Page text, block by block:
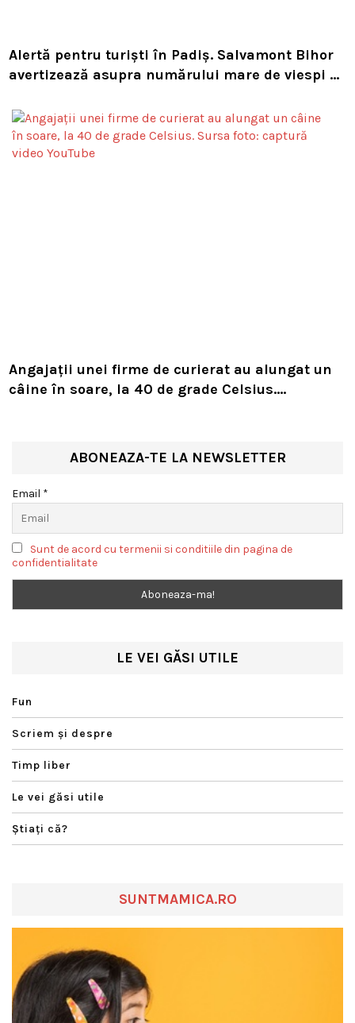
Alertă pentru turiști în Padiș. Salvamont Bihor
avertizează asupra numărului mare de viespi de
Angajații unei firme de curierat au alungat un
câine în soare, la 40 de grade Celsius.
ABONEAZA-TE LA NEWSLETTER
Email *
Sunt de acord cu termenii si conditiile din pagina de
confidentialitate
LE VEI GĂSI UTILE
Fun
Scriem şi despre
Timp liber
Le vei găsi utile
Ştiaţi că?
SUNTMAMICA.RO